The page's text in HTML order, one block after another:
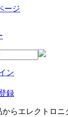
らエレクトロニ